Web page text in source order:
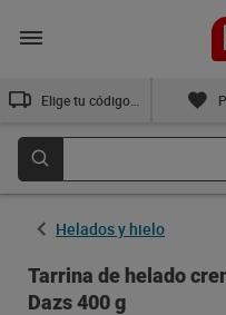
Helados y hielo
Tarrina de helado
Dazs 400 g